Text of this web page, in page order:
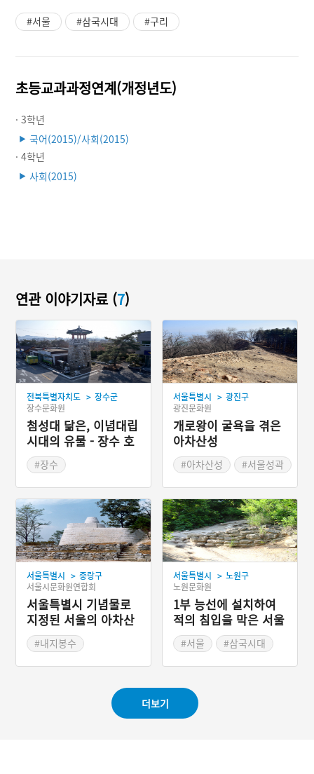
#서울 #삼국시대 #구리
초등교과과정연계(개정년도)
· 3학년
▶ 국어(2015)/사회(2015)
· 4학년
▶ 사회(2015)
연관 이야기자료 (7)
전북특별자치도 > 장수군
장수문화원
첨성대 닮은, 이념대립
시대의 유물 - 장수 호
룡보루
#장수
#장수 가볼만한곳
서울특별시 > 광진구
광진문화원
개로왕이 굴욕을 겪은
아차산성
#아차산성
#서울성곽
#드라마 주요 소재
서울특별시 > 중랑구
서울시문화원연합회
서울특별시 기념물로
지정된 서울의 아차산
봉수대
#내지봉수
서울특별시 > 노원구
노원문화원
1부 능선에 설치하여
적의 침입을 막은 서울
수락산보루
#서울
#삼국시대
더보기